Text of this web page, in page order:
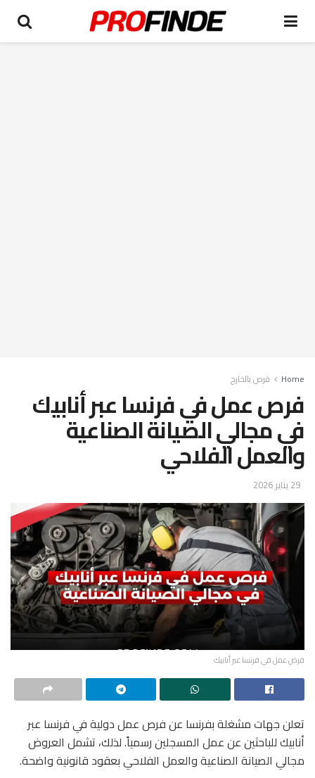
Home فرص بالخارج
فرص عمل في فرنسا عبر أنابيك
في مجالي الصيانة الصناعية
والعمل الفلاحي
29 يناير 2026
فرص عمل في فرنسا عبر أنابيك
تعلن جهات مشغلة بفرنسا عن فرص عمل دولية في فرنسا عبر
أنابيك للباحثين عن عمل المسجلين رسمياً. لذلك، تشمل العروض
مجالي الصيانة الصناعية والعمل الفلاحي بعقود قانونية واضحة.